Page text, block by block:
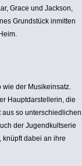
Grace und Jackson,
Grund­stück inmitten
der Musik­ein­satz.
Haupt­dar­stel­lerin, die
so unter­schied­li­chen
der Jugend­kult­serie
, knüpft dabei an ihre